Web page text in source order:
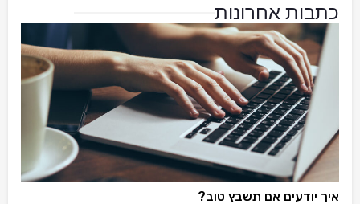
כתבות אחרונות
איך יודעים אם תשבץ טוב?